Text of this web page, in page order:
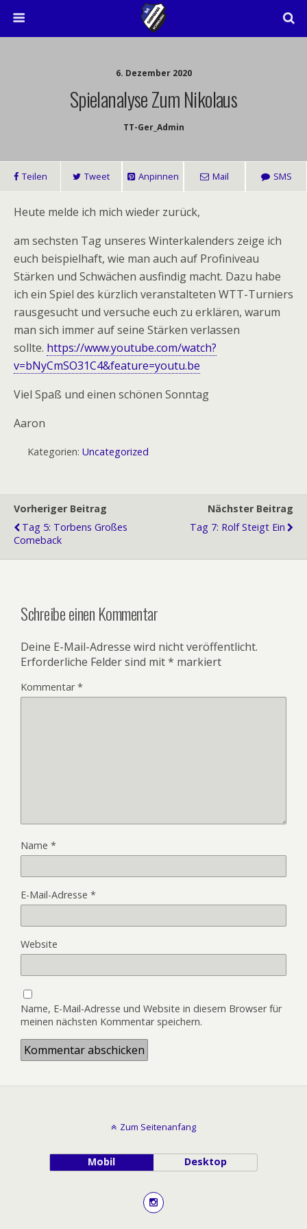
6. Dezember 2020
Spielanalyse Zum Nikolaus
TT-Ger_Admin
Teilen Tweet Anpinnen Mail SMS
Heute melde ich mich wieder zurück,
am sechsten Tag unseres Winterkalenders zeige ich
euch beispielhaft, wie man auch auf Profiniveau
Stärken und Schwächen ausfindig macht. Dazu habe
ich ein Spiel des kürzlich veranstalteten WTT-Turniers
rausgesucht und versuche euch zu erklären, warum
man sich immer auf seine Stärken verlassen
sollte. https://www.youtube.com/watch?
v=bNyCmSO31C4&feature=youtu.be
Viel Spaß und einen schönen Sonntag
Aaron
Kategorien: Uncategorized
Vorheriger Beitrag
Tag 5: Torbens Großes
Comeback
Nächster Beitrag
Tag 7: Rolf Steigt Ein
Schreibe einen Kommentar
Deine E-Mail-Adresse wird nicht veröffentlicht.
Erforderliche Felder sind mit* markiert
Kommentar*
Name *
E-Mail-Adresse *
Website
Name, E-Mail-Adresse und Website in diesem Browser für
meinen nächsten Kommentar speichern.
Zum Seitenanfang
Mobil Desktop